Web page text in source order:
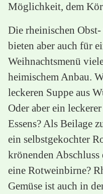
Möglichkeit, dem
Die rheinischen Obst-
bieten aber auch für
Weihnachtsmenü
heimischem Anbau.
leckeren Suppe aus
Oder aber ein
Essens? Als Beilage
ein selbstgekochter
krönenden
eine Rotweinbirne?
Gemüse ist auch in